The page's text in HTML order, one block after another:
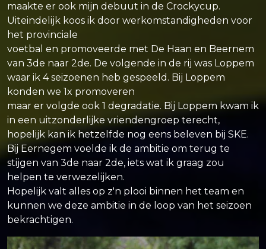
maakte er ook mijn debuut in de Crockycup.
Uiteindelijk koos ik door werkomstandigheden voor
het provinciale
voetbal en promoveerde met De Haan en Beernem
van 3de naar 2de. De volgende in de rij was Loppem
waar ik 4 seizoenen heb gespeeld. Bij Loppem
konden we 1x promoveren
maar er volgde ook 1 degradatie. Bij Loppem kwam ik
in een uitzonderlijke vriendengroep terecht,
hopelijk kan ik hetzelfde nog eens beleven bij SKE.
Bij Eernegem voelde ik de ambitie om terug te
stijgen van 3de naar 2de, iets wat ik graag zou
helpen te verwezelijken.
Hopelijk valt alles op z'n plooi binnen het team en
kunnen we deze ambitie in de loop van het seizoen
bekrachtigen.